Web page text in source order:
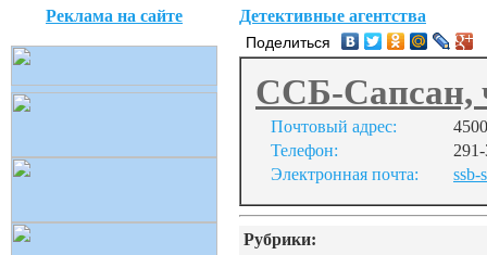
Реклама на сайте Детективные агентства
Поделиться
ССБ-Сапсан,
Почтовый адрес:
Телефон:
Электронная почта:
ssb-
Рубрики: